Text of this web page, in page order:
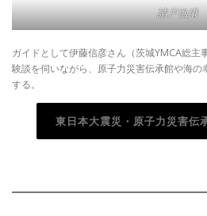
請戸漁港
ガイドとして伊藤信彦さん（茨城YMCA総主
験談を伺いながら、原子力災害伝承館や海
する。
東日本大震災・原子力災害